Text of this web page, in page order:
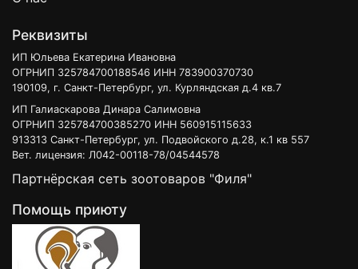
Реквизиты
ИП Юльева Екатерина Ивановна
ОГРНИП 325784700188546 ИНН 783900370730
190109, г. Санкт-Петербург, ул. Курляндская д.4 кв.7
ИП Галиаскарова Динара Салимовна
ОГРНИП 325784700385270 ИНН 560915115633
913313 Санкт-Петербург, ул. Подвойского д.28, к.1 кв 557
Вет. лицензия: Л042-00118-78/04544578
Партнёрская сеть зоотоваров "Филя"
Помощь приюту